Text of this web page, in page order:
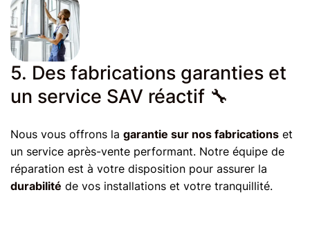
5. Des fabrications garanties et
un service SAV réactif 🔧
Nous vous offrons la garantie sur nos fabrications et
un service après-vente performant. Notre équipe de
réparation est à votre disposition pour assurer la
durabilité de vos installations et votre tranquillité.